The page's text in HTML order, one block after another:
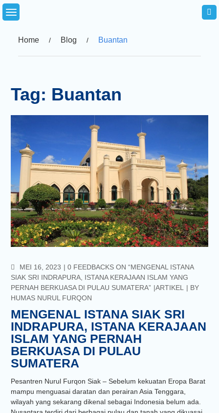
Skip
Home Blog Buantan
Tag: Buantan
MEI 16, 2023 COMMENTS
0 FEEDBACKS ON “MENGENAL ISTANA
SIAK SRI INDRAPURA, ISTANA KERAJAAN ISLAM YANG
PERNAH BERKUASA DI PULAU SUMATERA” ARTIKEL
BY
HUMAS NURUL FURQON
MENGENAL ISTANA SIAK SRI
INDRAPURA, ISTANA KERAJAAN
ISLAM YANG PERNAH
BERKUASA DI PULAU
SUMATERA
Pesantren Nurul Furqon Siak – Sebelum kekuatan Eropa Barat
mampu menguasai daratan dan perairan Asia Tenggara,
wilayah yang sekarang dikenal sebagai Indonesia belum ada.